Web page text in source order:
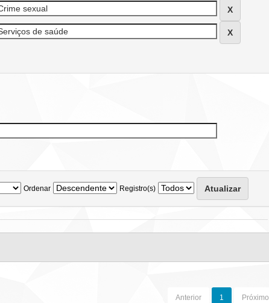
Ordenar Registro(s)
Anterior 1 Próximo